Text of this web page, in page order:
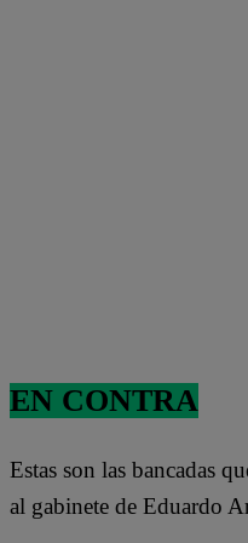
EN CONTRA
Estas son las bancadas
al gabinete de Eduardo